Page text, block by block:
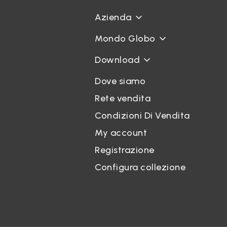
Azienda
Mondo Globo
Download
Dove siamo
Rete vendita
Condizioni Di Vendita
My account
Registrazione
Configura collezione